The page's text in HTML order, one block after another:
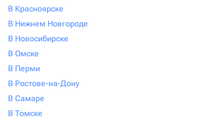
В Красноярске
В Нижнем Новгороде
В Новосибирске
В Омске
В Перми
В Ростове-на-Дону
В Самаре
В Томске